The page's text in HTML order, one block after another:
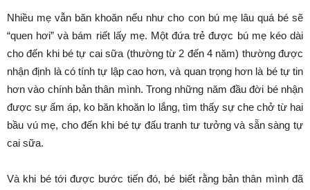
Nhiều mẹ vẫn băn khoăn nếu như cho con bú mẹ lâu quá bé sẽ
“quen hơi” và bám riết lấy mẹ. Một đứa trẻ được bú mẹ kéo dài
cho đến khi bé tự cai sữa (thường từ 2 đến 4 năm) thường được
nhận định là có tính tự lập cao hơn, và quan trọng hơn là bé tự tin
hơn vào chính bản thân mình. Trong những năm đầu đời bé nhận
được sự ấm áp, ko băn khoăn lo lắng, tìm thấy sự che chở từ hai
bầu vú mẹ, cho đến khi bé tự đấu tranh tư tưởng và sẵn sàng tự
cai sữa.
Và khi bé tới được bước tiến đó, bé biết rằng bản thân mình đã